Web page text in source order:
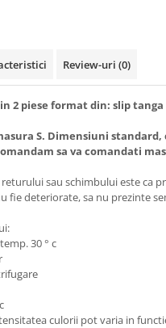
Review-uri (0)
2 piese format din: slip
S. Dimensiuni
sa va comandati
sau schimbului este ca
fie deteriorate, sa nu prezinte
30 ° c
culorii pot varia in